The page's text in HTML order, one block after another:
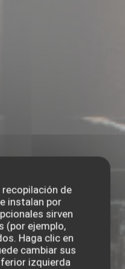
de
instalan por
sirven
(por ejemplo,
Haga clic en
cambiar sus
izquierda